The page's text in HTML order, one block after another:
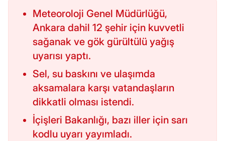
Meteoroloji Genel Müdürlüğü,
Ankara dahil 12 şehir için kuvvetli
sağanak ve gök gürültülü yağış
uyarısı yaptı.
Sel, su baskını ve ulaşımda
aksamalara karşı vatandaşların
dikkatli olması istendi.
İçişleri Bakanlığı, bazı iller için sarı
kodlu uyarı yayımladı.